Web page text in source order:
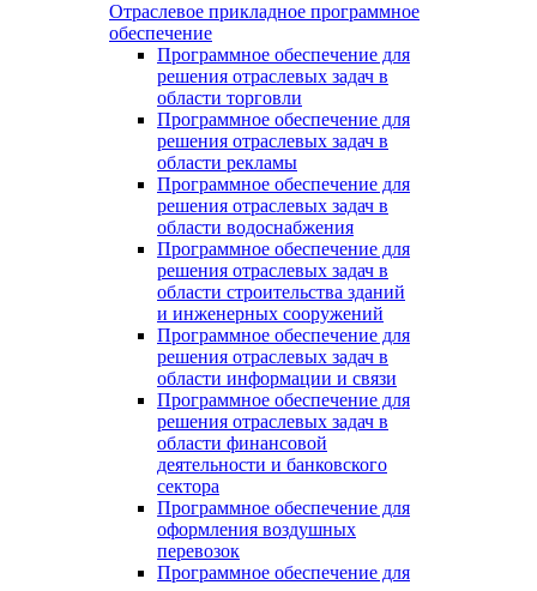
Отраслевое прикладное программное
обеспечение
Программное обеспечение для
решения отраслевых задач в
области торговли
Программное обеспечение для
решения отраслевых задач в
области рекламы
Программное обеспечение для
решения отраслевых задач в
области водоснабжения
Программное обеспечение для
решения отраслевых задач в
области строительства зданий
и инженерных сооружений
Программное обеспечение для
решения отраслевых задач в
области информации и связи
Программное обеспечение для
решения отраслевых задач в
области финансовой
деятельности и банковского
сектора
Программное обеспечение для
оформления воздушных
перевозок
Программное обеспечение для